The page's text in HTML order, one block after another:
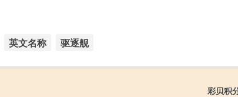
英文名称 驱逐舰
彩贝积